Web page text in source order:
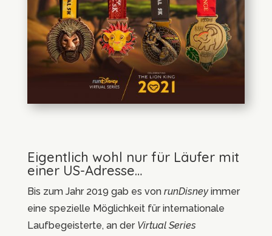
Eigentlich wohl nur für Läufer mit
einer US-Adresse…
Bis zum Jahr 2019 gab es von runDisneyimmer
eine spezielle Möglichkeit für internationale
Laufbegeisterte, an der Virtual Series